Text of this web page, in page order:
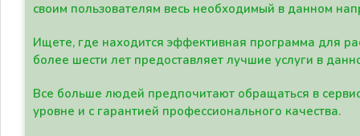
своим пользователям весь необходимый в данном
Ищете, где находится эффективная программа для
более шести лет предоставляет лучшие услуги в
Все больше людей предпочитают обращаться в
уровне и с гарантией профессионального качества.